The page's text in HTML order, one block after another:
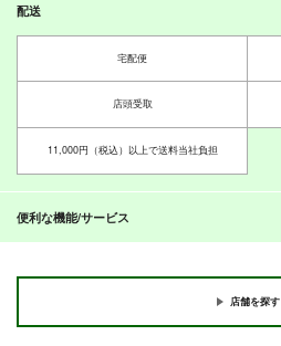
muzzle
550円（税込）
オールキャラ
配送
宅配便
店頭受取
11,000円（税込）以上で送料当社負担
便利な機能/サービス
店舗を探す